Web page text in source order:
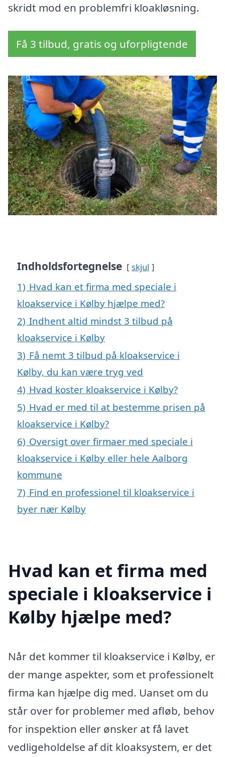
skridt mod en problemfri kloakløsning.
Få 3 tilbud, gratis og uforpligtende
Indholdsfortegnelse skjul
1) Hvad kan et firma med speciale i
kloakservice i Kølby hjælpe med?
2) Indhent altid mindst 3 tilbud på
kloakservice i Kølby
3) Få nemt 3 tilbud på kloakservice i
Kølby, du kan være tryg ved
4) Hvad koster kloakservice i Kølby?
5) Hvad er med til at bestemme prisen på
kloakservice i Kølby?
6) Oversigt over firmaer med speciale i
kloakservice i Kølby eller hele Aalborg
kommune
7) Find en professionel til kloakservice i
byer nær Kølby
Hvad kan et firma med
speciale i kloakservice i
Kølby hjælpe med?
Når det kommer til kloakservice i Kølby, er
der mange aspekter, som et professionelt
firma kan hjælpe dig med. Uanset om du
står over for problemer med afløb, behov
for inspektion eller ønsker at få lavet
vedligeholdelse af dit kloaksystem, er det